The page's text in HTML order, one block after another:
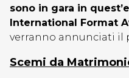
sono in gara in
International Format
verranno annunciati il
Scemi da